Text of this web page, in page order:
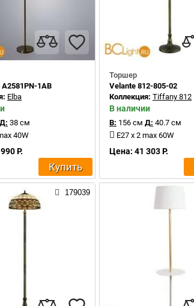
1AB
Elba
Д: 38 см
40W
Р.
Купить
Торшер
Velante 812-805-02
Коллекция: Tiffany 812
В наличии
В: 156 см Д: 40.7 см
E27 x 2 max 60W
Цена: 41 303 Р.
179039